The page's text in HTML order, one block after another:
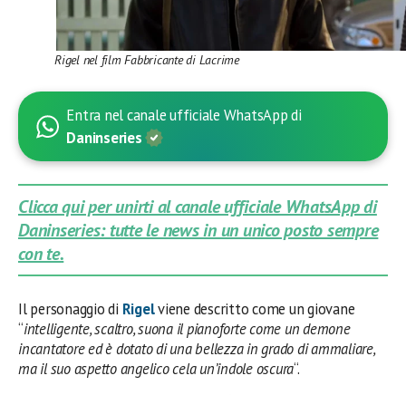
Rigel nel film Fabbricante di Lacrime
Entra nel canale ufficiale WhatsApp di
Daninseries
Clicca qui per unirti al canale ufficiale WhatsApp di
Daninseries: tutte le news in un unico posto sempre
con te.
Il personaggio di Rigelviene descritto come un giovane
“intelligente, scaltro, suona il pianoforte come un demone
incantatore ed è dotato di una bellezza in grado di ammaliare,
ma il suo aspetto angelico cela un’indole oscura“.